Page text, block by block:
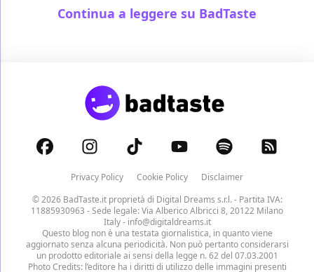
Continua a leggere su BadTaste
Privacy Policy Cookie Policy
Disclaimer
© 2026 BadTaste.it proprietà di Digital Dreams s.r.l.- Partita IVA:
11885930963 - Sede legale: Via Alberico Albricci 8, 20122 Milano
Italy - info@digitaldreams.it
Questo blog non è una testata giornalistica, in quanto viene
aggiornato senza alcuna periodicità. Non può pertanto considerarsi
un prodotto editoriale ai sensi della legge n. 62 del 07.03.2001
Photo Credits: l’editore ha i diritti di utilizzo delle immagini presenti